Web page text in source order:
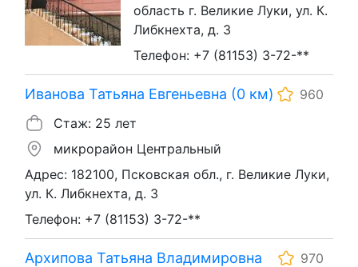
область г. Великие Луки, ул. К.
Либкнехта, д. 3
Телефон: +7 (81153) 3-72-**
Иванова Татьяна Евгеньевна (0 км)
960
Стаж: 25 лет
микрорайон Центральный
Адрес: 182100, Псковская обл., г. Великие Луки,
ул. К. Либкнехта, д. 3
Телефон: +7 (81153) 3-72-**
Архипова Татьяна Владимировна
970